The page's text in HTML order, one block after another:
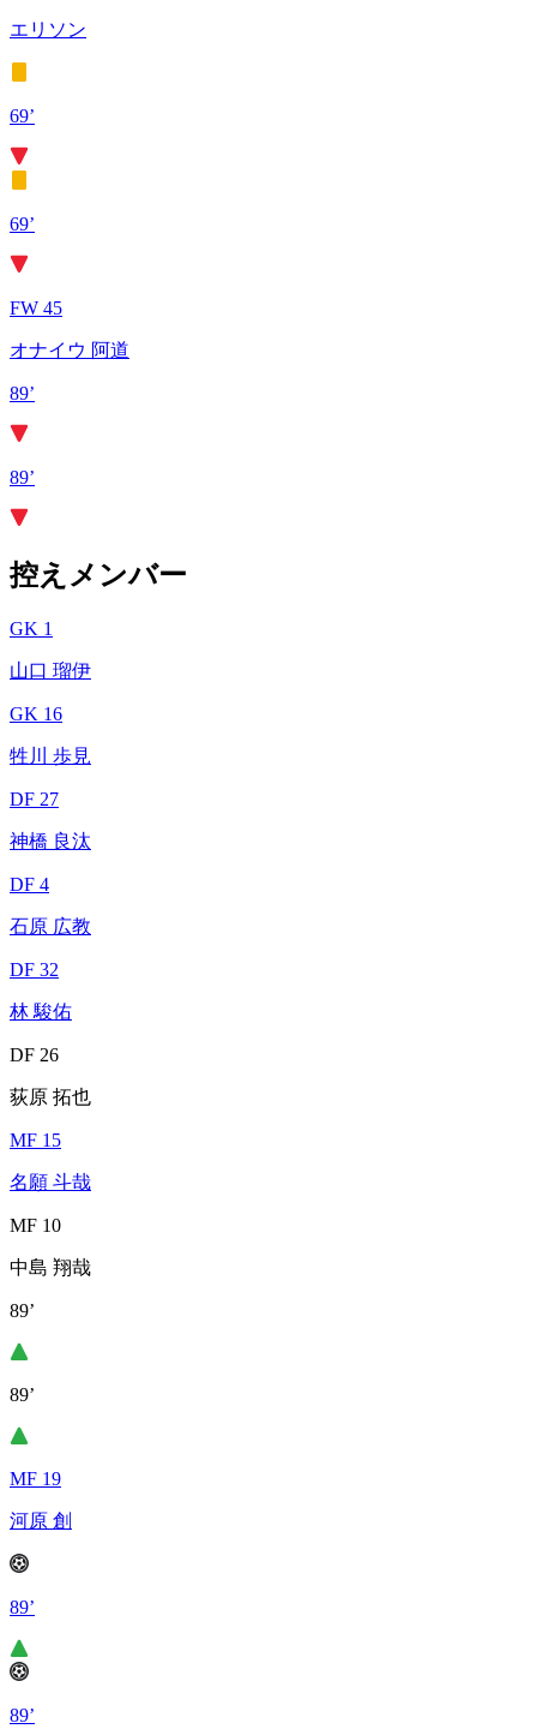
エリソン
69’
69’
FW 45
オナイウ 阿道
89’
89’
控えメンバー
GK 1
山口 瑠伊
GK 16
牲川 歩見
DF 27
神橋 良汰
DF 4
石原 広教
DF 32
林 駿佑
DF 26
荻原 拓也
MF 15
名願 斗哉
MF 10
中島 翔哉
89’
89’
MF 19
河原 創
89’
89’